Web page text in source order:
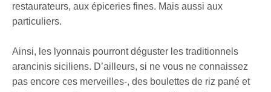
restaurateurs, aux épiceries fines. Mais aussi aux
particuliers.
Ainsi, les lyonnais pourront déguster les traditionnels
arancinis siciliens. D’ailleurs, si ne vous ne connaissez
pas encore ces merveilles-, des boulettes de riz pané et